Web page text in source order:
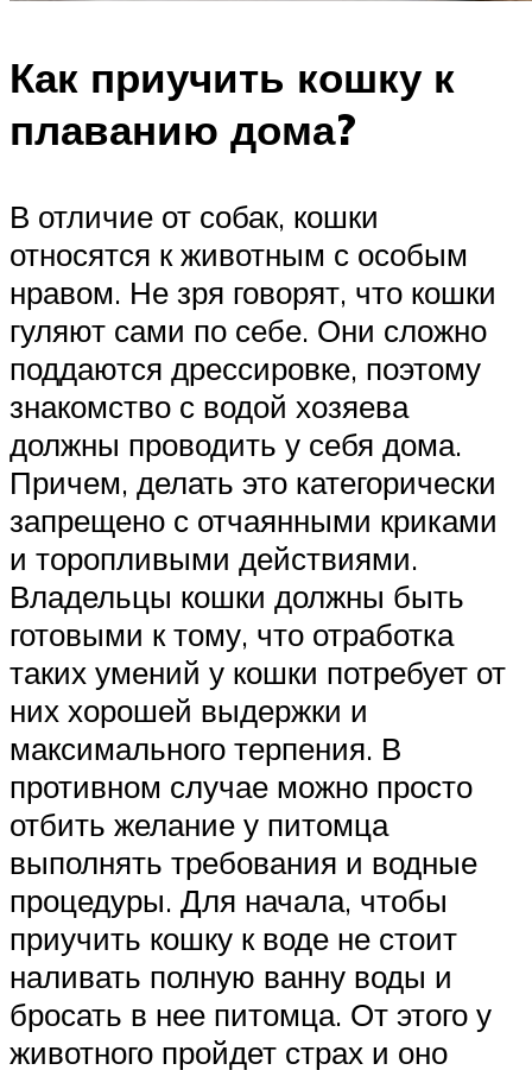
Как приучить кошку к
плаванию дома?
В отличие от собак, кошки
относятся к животным с особым
нравом. Не зря говорят, что кошки
гуляют сами по себе. Они сложно
поддаются дрессировке, поэтому
знакомство с водой хозяева
должны проводить у себя дома.
Причем, делать это категорически
запрещено с отчаянными криками
и торопливыми действиями.
Владельцы кошки должны быть
готовыми к тому, что отработка
таких умений у кошки потребует от
них хорошей выдержки и
максимального терпения. В
противном случае можно просто
отбить желание у питомца
выполнять требования и водные
процедуры. Для начала, чтобы
приучить кошку к воде не стоит
наливать полную ванну воды и
бросать в нее питомца. От этого у
животного пройдет страх и оно